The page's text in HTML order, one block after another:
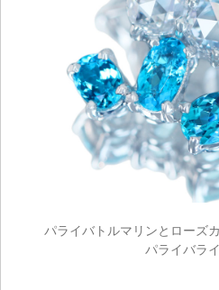
パライバトルマリンとローズ
パライバラ
ご注文手